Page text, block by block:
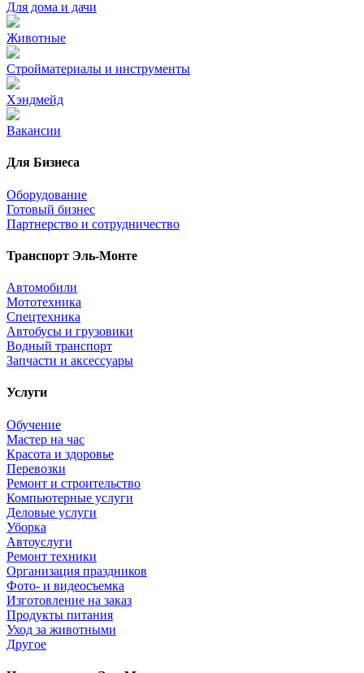
Для дома и дачи
Животные
Стройматериалы и инструменты
Хэндмейд
Вакансии
Для Бизнеса
Оборудование
Готовый бизнес
Партнерство и сотрудничество
Транспорт Эль-Монте
Автомобили
Мототехника
Спецтехника
Автобусы и грузовики
Водный транспорт
Запчасти и аксессуары
Услуги
Обучение
Мастер на час
Красота и здоровье
Перевозки
Ремонт и строительство
Компьютерные услуги
Деловые услуги
Уборка
Автоуслуги
Ремонт техники
Организация праздников
Фото- и видеосъемка
Изготовление на заказ
Продукты питания
Уход за животными
Другое